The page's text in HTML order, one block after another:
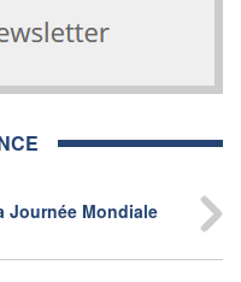
Journée Mondiale